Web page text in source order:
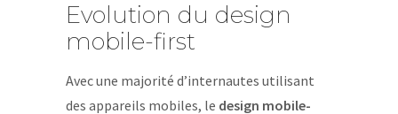
Evolution du design
mobile-first
Avec une majorité d’internautes utilisant
des appareils mobiles, le design mobile-